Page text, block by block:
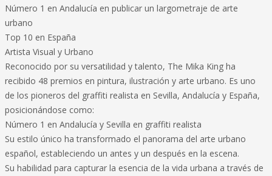
Número 1 en Andalucía en publicar un largometraje de arte
urbano
Top 10 en España
Artista Visual y Urbano
Reconocido por su versatilidad y talento, The Mika King ha
recibido 48 premios en pintura, ilustración y arte urbano. Es uno
de los pioneros del graffiti realista en Sevilla, Andalucía y España,
posicionándose como:
Número 1 en Andalucía y Sevilla en graffiti realista
Su estilo único ha transformado el panorama del arte urbano
español, estableciendo un antes y un después en la escena.
Su habilidad para capturar la esencia de la vida urbana a través de